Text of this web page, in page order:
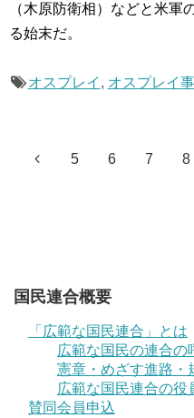
（木原防衛相）などと米軍
る始末だ。
オスプレイ , オスプレイ
5 6 7 8
国民連合概要
「広範な国民連合」とは
広範な国民の連合の
憲章・めざす進路・
広範な国民連合の役
賛同会員申込